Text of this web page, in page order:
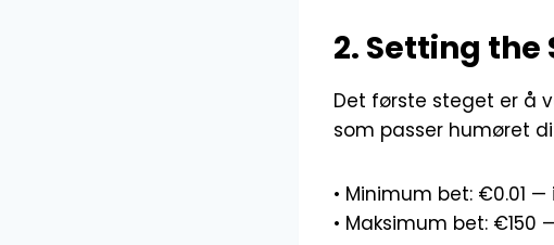
2. Setting
Det første steget er å
som passer humøret
• Minimum bet: €0.01
• Maksimum bet: €150